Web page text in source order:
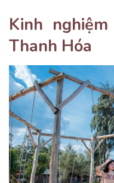
Kinh
Thanh Hóa